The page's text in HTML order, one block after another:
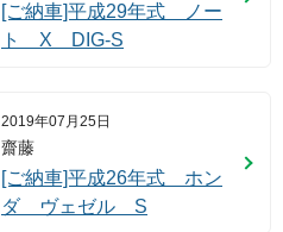
[ご納車]平成29年式 ノー
ト X DIG-S
2019年07月25日
齋藤
[ご納車]平成26年式 ホン
ダ ヴェゼル S